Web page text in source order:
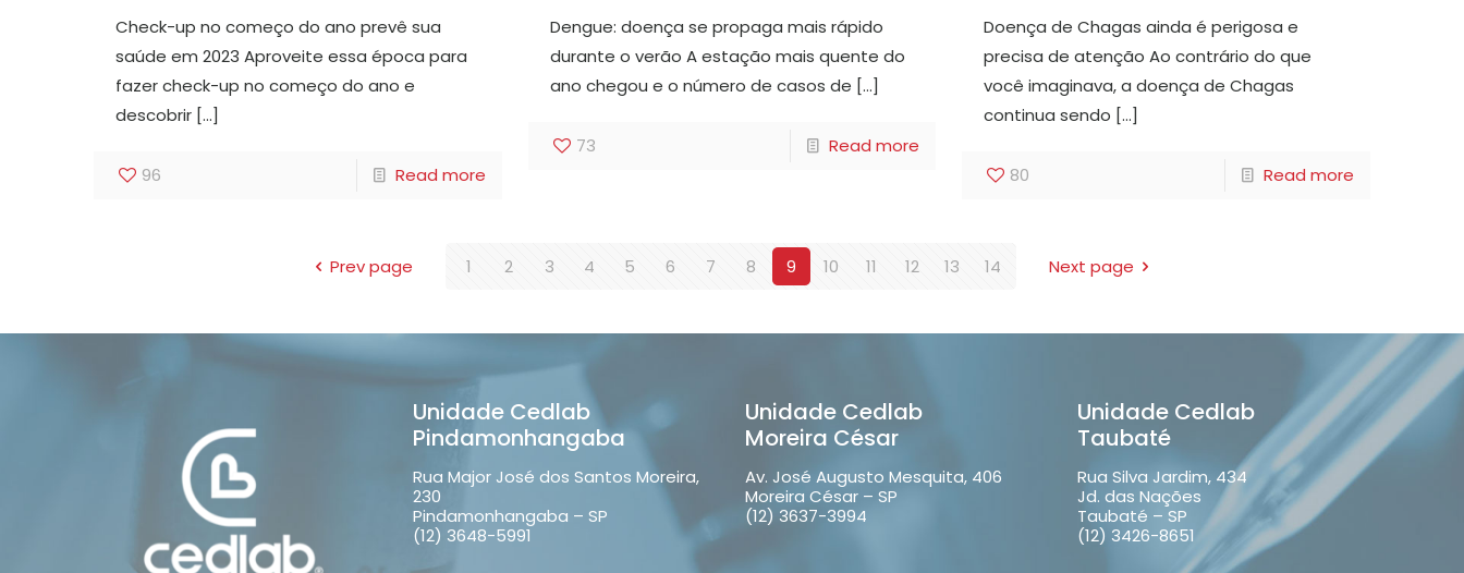
Check-up no começo do ano prevê sua
saúde em 2023 Aproveite essa época para
fazer check-up no começo do ano e
descobrir […]
96 Read more
Dengue: doença se propaga mais rápido
durante o verão A estação mais quente do
ano chegou e o número de casos de […]
73 Read more
Doença de Chagas ainda é perigosa e
precisa de atenção Ao contrário do que
você imaginava, a doença de Chagas
continua sendo […]
80 Read more
Prev page 1 2 3 4 5 6 7 8 9 10 11 12 13 14 Next page
Unidade Cedlab
Pindamonhangaba
Rua Major José dos Santos Moreira,
230
Pindamonhangaba – SP
(12) 3648-5991
Unidade Cedlab
Moreira César
Av. José Augusto Mesquita, 406
Moreira César – SP
(12) 3637-3994
Unidade Cedlab
Taubaté
Rua Silva Jardim, 434
Jd. das Nações
Taubaté – SP
(12) 3426-8651